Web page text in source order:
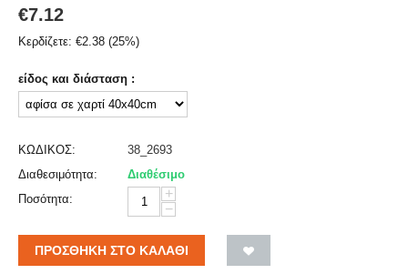
€7.12
Κερδίζετε: €2.38 (25%)
είδος και διάσταση :
ΚΩΔΙΚΟΣ:
38_2693
Διαθεσιμότητα:
Διαθέσιμο
Ποσότητα:
+
−
ΠΡΟΣΘΉΚΗ ΣΤΟ ΚΑΛΆΘΙ